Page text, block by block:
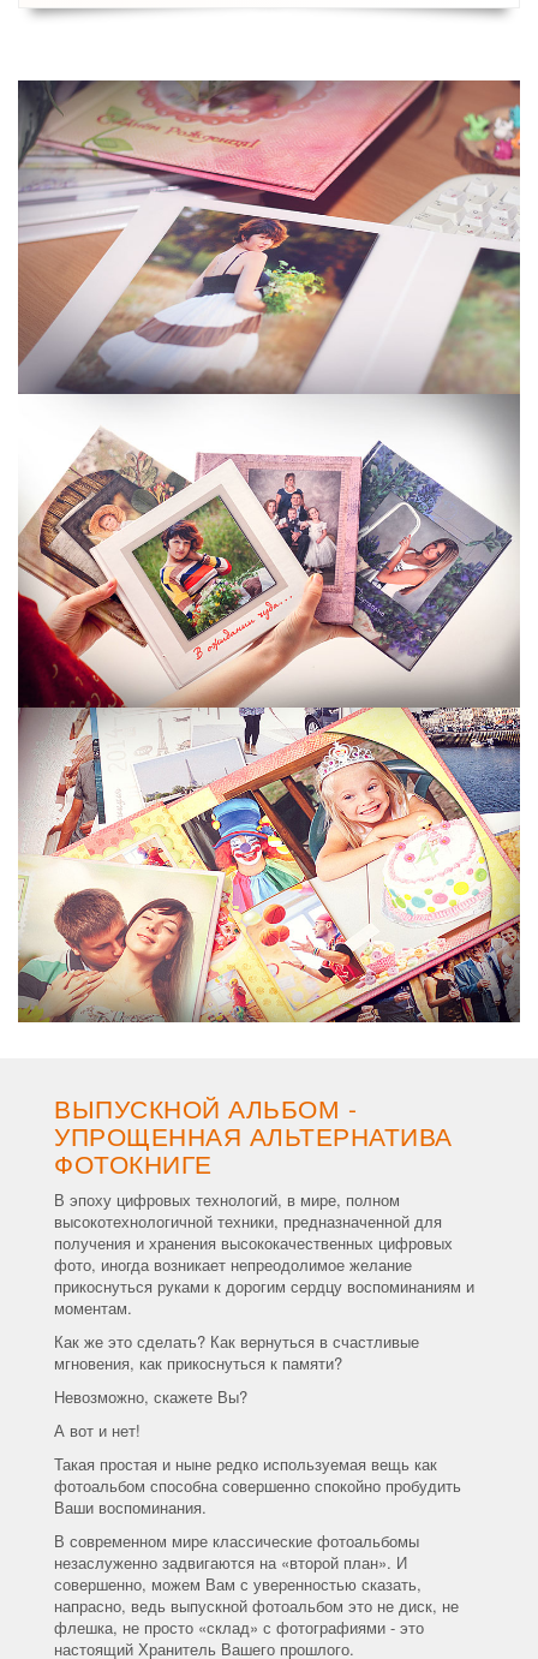
ВЫПУСКНОЙ АЛЬБОМ -
УПРОЩЕННАЯ АЛЬТЕРНАТИВА
ФОТОКНИГЕ
В эпоху цифровых технологий, в мире, полном
высокотехнологичной техники, предназначенной для
получения и хранения высококачественных цифровых
фото, иногда возникает непреодолимое желание
прикоснуться руками к дорогим сердцу воспоминаниям и
моментам.
Как же это сделать? Как вернуться в счастливые
мгновения, как прикоснуться к памяти?
Невозможно, скажете Вы?
А вот и нет!
Такая простая и ныне редко используемая вещь как
фотоальбом способна совершенно спокойно пробудить
Ваши воспоминания.
В современном мире классические фотоальбомы
незаслуженно задвигаются на «второй план». И
совершенно, можем Вам с уверенностью сказать,
напрасно, ведь выпускной фотоальбом это не диск, не
флешка, не просто «склад» с фотографиями - это
настоящий Хранитель Вашего прошлого.